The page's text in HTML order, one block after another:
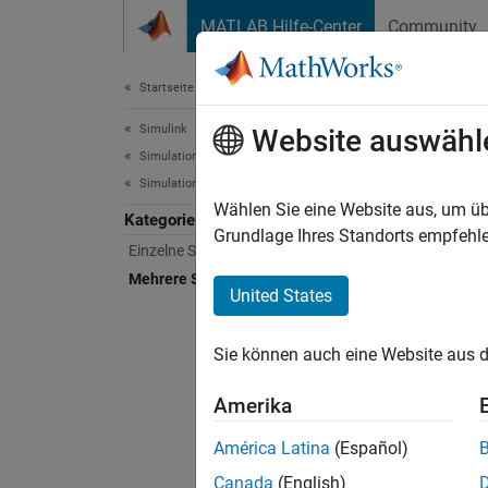
MATLAB Hilfe-Center Community
Startseite der Dokumentation
Simulink
Simulation
Simulationen ausführen
Kategorie
Einzelne Simulationen ausführen
Mehrere Simulationen ausführen
auf
Website
Wählen Sie eine Website aus, um
Grundlage Ihres Standorts
United States
Sie können auch eine Website aus
Amerika
América Latina (Español)
Canada (English)